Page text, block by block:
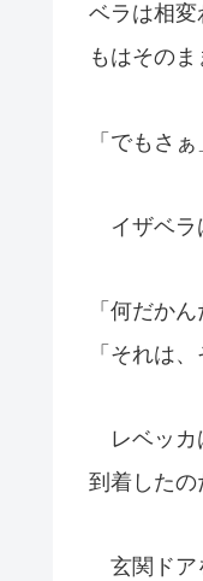
ベラは相変
もはその
「でもさぁ
イザベラ
「何だか
「それは、
レベッカ
到着したの
玄関ドア